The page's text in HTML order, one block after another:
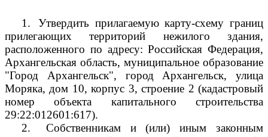
1.
Утвердить прилагаемую карту-схему границ
прилегающих территорий нежилого здания,
расположенного по адресу: Российская Федерация,
Архангельская область, муниципальное образование
"Город Архангельск", город Архангельск, улица
Моряка, дом 10, корпус 3, строение 2 (кадастровый
номер объекта капитального строительства
29:22:012601:617).
2.
Собственникам и (или) иным законным